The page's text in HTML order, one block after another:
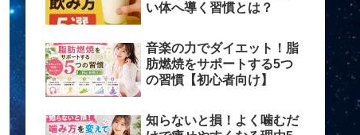
い体へ導く習慣とは？
音楽の力でダイエット！脂
肪燃焼をサポートする5つ
の習慣【初心者向け】
知らないと損！よく噛むだ